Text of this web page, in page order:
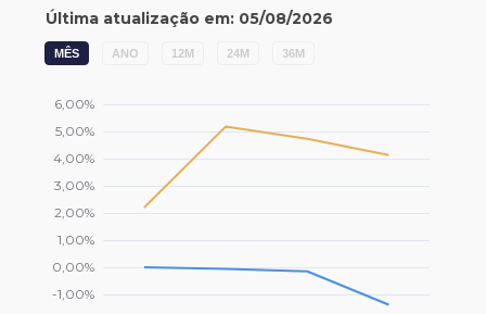
MÊS ANO 12M 24M 36M